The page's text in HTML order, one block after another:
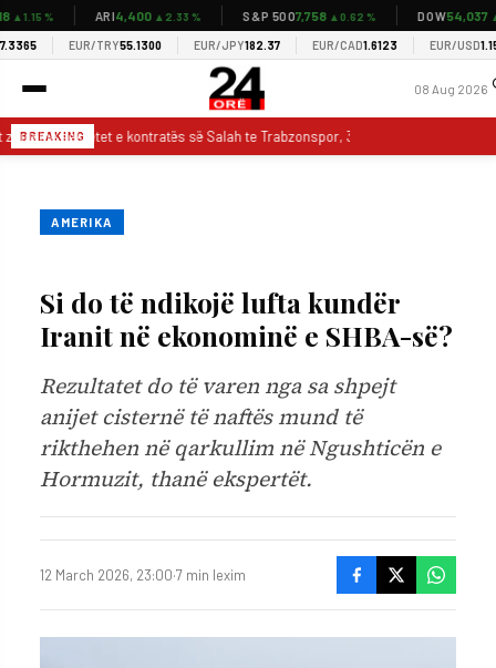
% 4,400▲2.33 % S&P 500 7,758▲0.62 % DOW54,037
EUR/TRY55.1300 EUR/JPY182.37 EUR/CAD1.6123 EUR/USD1.1552
08 Aug 2026
BREAKINGsekretet e kontratës së Salah te Trabzonspor, 30 mln euro pagë,
AMERIKA
Si do të ndikojë lufta kundër
Iranit në ekonominë e SHBA-së?
Rezultatet do të varen nga sa shpejt
anijet cisternë të naftës mund të
rikthehen në qarkullim në Ngushticën e
Hormuzit, thanë ekspertët.
12 March 2026, 23:00·7 min lexim